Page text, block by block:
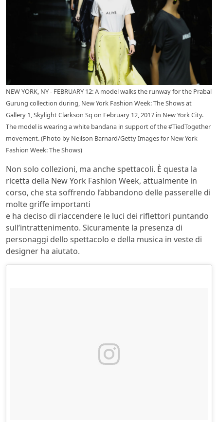
NEW YORK, NY - FEBRUARY 12: A model walks the runway for the Prabal
Gurung collection during, New York Fashion Week: The Shows at
Gallery 1, Skylight Clarkson Sq on February 12, 2017 in New York City.
The model is wearing a white bandana in support of the #TiedTogether
movement. (Photo by Neilson Barnard/Getty Images for New York
Fashion Week: The Shows)
Non solo collezioni, ma anche spettacoli. È questa la
ricetta della New York Fashion Week, attualmente in
corso, che sta soffrendo l’abbandono delle passerelle di
molte griffe importanti
e ha deciso di riaccendere le luci dei riflettori puntando
sull’intrattenimento. Sicuramente la presenza di
personaggi dello spettacolo e della musica in veste di
designer ha aiutato.